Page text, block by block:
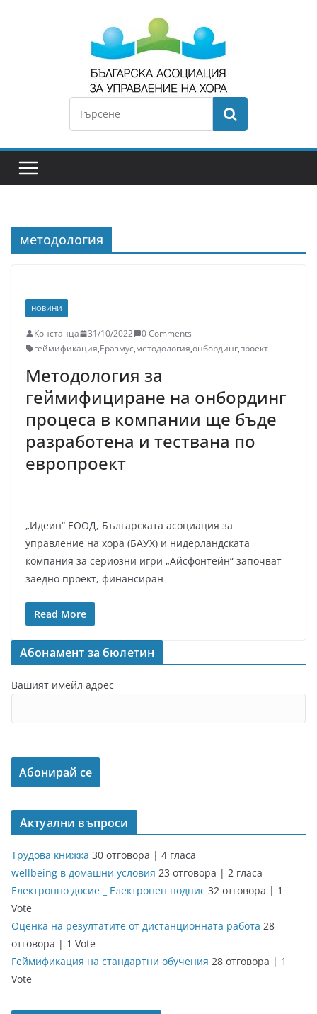
методология
НОВИНИ
Констанца 31/10/2022
0 Comments
геймификация,Еразмус,методология,онбординг,проект
Методология за
геймифициране на онбординг
процеса в компании ще бъде
разработена и тествана по
европроект
„Идеин“ ЕООД, Българската асоциация за
управление на хора (БАУХ) и нидерландската
компания за сериозни игри „Айсфонтейн“ започват
заедно проект, финансиран
Read More
Абонамент за бюлетин
Вашият имейл адрес
Актуални въпроси
Трудова книжка 30 отговора | 4 гласа
wellbeing в домашни условия 23 отговора | 2 гласа
Електронно досие _ Електронен подпис 32 отговора | 1
Vote
Оценка на резултатите от дистанционната работа 28
отговора | 1 Vote
Геймификация на стандартни обучения 28 отговора | 1
Vote